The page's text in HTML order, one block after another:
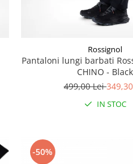
Rossignol
Pantaloni lungi barbati
CHINO - Black
499,00 Lei
IN STOC
-50%